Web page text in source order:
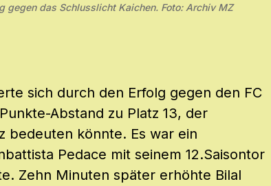
gegen das Schlusslicht Kaichen. Foto: Archiv MZ
sich durch den Erfolg gegen den FC
Abstand zu Platz 13, der
bedeuten könnte. Es war ein
Pedace mit seinem 12.Saisontor
Zehn Minuten später erhöhte Bilal